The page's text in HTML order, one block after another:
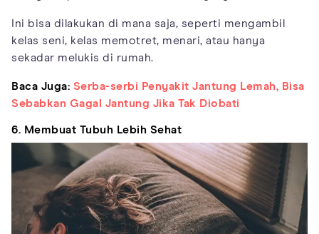
Ini bisa dilakukan di mana saja, seperti mengambil
kelas seni, kelas memotret, menari, atau hanya
sekadar melukis di rumah.
Baca Juga: Serba-serbi Penyakit Jantung Lemah, Bisa
Sebabkan Gagal Jantung Jika Tak Diobati
6. Membuat Tubuh Lebih Sehat